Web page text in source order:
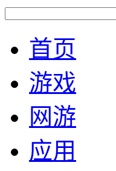
首页
游戏
网游
应用